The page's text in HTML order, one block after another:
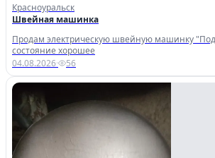
Красноуральск
Швейная машинка
Продам электрическую швейную машинку
состояние хорошее
04.08.2026· 56